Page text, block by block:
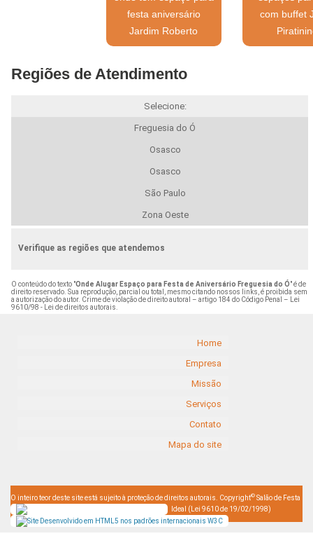
festa aniversário
Jardim Roberto
com buffet
Regiões de Atendimento
Selecione:
Freguesia do Ó
Osasco
Osasco
São Paulo
Zona Oeste
Verifique as regiões que atendemos
O conteúdo do texto "Onde Alugar Espaço para Festa de Aniversário Freguesia do Ó" é de
direito reservado. Sua reprodução, parcial ou total, mesmo citando nossos links, é proibida sem
a autorização do autor. Crime de violação de direito autoral – artigo 184 do Código Penal –
Lei
9610/98 - Lei de direitos autorais
Home
Empresa
Missão
Serviços
Contato
Mapa do site
O inteiro teor deste site está sujeito à proteção de direitos autorais. Copyright© Salão de Festa
Ideal (Lei 9610 de 19/02/1998)